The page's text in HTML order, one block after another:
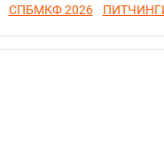
СПБМКФ 2026